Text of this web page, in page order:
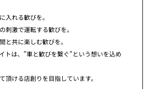
入れる歓びを。
刺激で運転する歓びを。
と共に楽しむ歓びを。
トは、”車と歓びを繋ぐ”という想いを込め
頂ける店創りを目指しています。